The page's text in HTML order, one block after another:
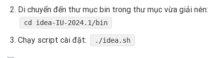
Di chuyển đến thư mục bin trong thư mục vừa giải nén:
cd idea-IU-2024.1/bin
Chạy script cài đặt: ./idea.sh